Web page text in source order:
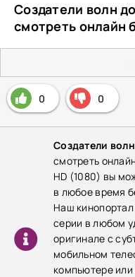
Создатели волн
смотреть онлайн
0 0
Создатели волн
смотреть
HD (1080) вы
в любое время
Наш
серии в любом
оригинале с
мобильном
компьютере